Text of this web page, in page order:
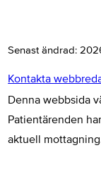
Senast ändrad:
Kontakta
Denna webbsida
Patientärenden
aktuell